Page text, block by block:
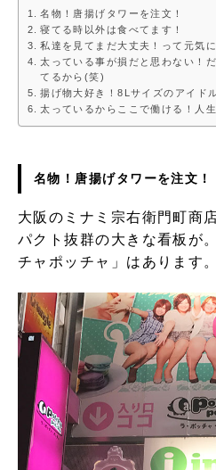
名物！唐揚げタワーを注文！
寝てる時以外は食べてます！
私達を見てまだ大丈夫！って元気
太っている事が損だと思わない！
てるから(笑)
揚げ物大好き！8Lサイズのアイド
太っているからここで働ける！人
名物！唐揚げタワーを注文！
大阪のミナミ 宗右衛門町商
パクト抜群の大きな看板が
チャポッチャ」はあります。